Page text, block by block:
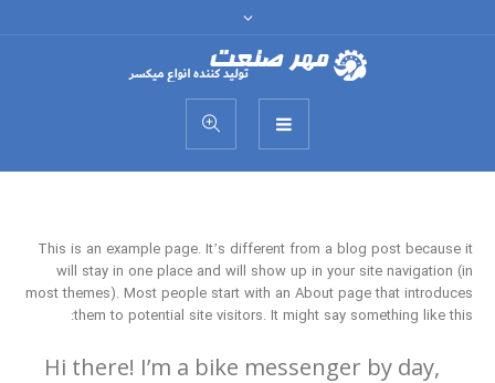
This is an example page. It’s different from a blog post because it
will stay in one place and will show up in your site navigation (in
most themes). Most people start with an About page that introduces
them to potential site visitors. It might say something like this:
Hi there! I’m a bike messenger by day,